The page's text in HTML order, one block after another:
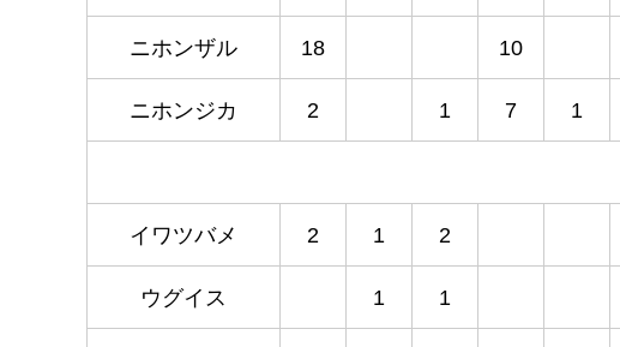
ニホンザル 18 10
ニホンジカ 2 1 7 1
イワツバメ 2 1 2
ウグイス 1 1